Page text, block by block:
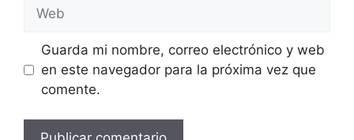
Guarda mi nombre, correo electrónico y web
en este navegador para la próxima vez que
comente.